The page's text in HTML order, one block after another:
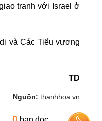
tranh với Israel ở
và Các Tiểu vương
TD
Nguồn: thanhhoa.vn